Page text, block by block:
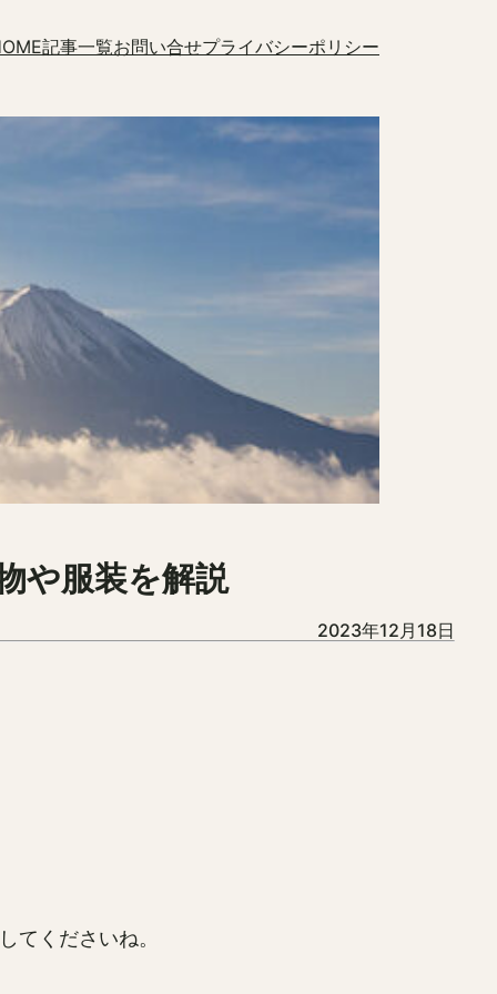
記事一覧お問い合せプライバシーポリシー
や服装を解説
2023年12月18日
てくださいね。